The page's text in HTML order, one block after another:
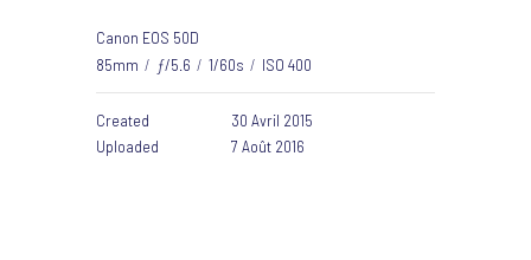
Canon EOS 50D
85mm / ƒ/5.6 / 1/60s / ISO 400
Created
30 Avril 2015
Uploaded
7 Août 2016